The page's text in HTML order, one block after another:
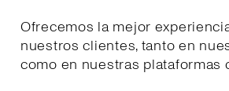
Ofrecemos la mejor
nuestros clientes, tanto en
como en nuestras plataformas